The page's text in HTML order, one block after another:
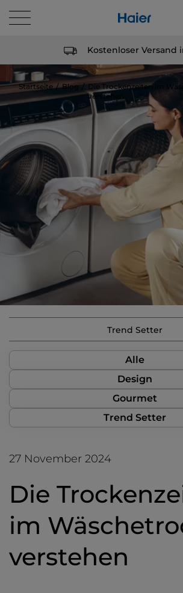
Kostenloser Versand
Startseite Blog
Die Trockenzeiten im
verstehen
Trend Setter
Alle
Design
Gourmet
Trend Setter
27 November 2024
Die
im
verstehen